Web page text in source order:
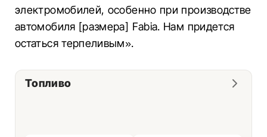
электромобилей, особенно при производстве
автомобиля [размера] Fabia. Нам придется
остаться терпеливым».
Топливо